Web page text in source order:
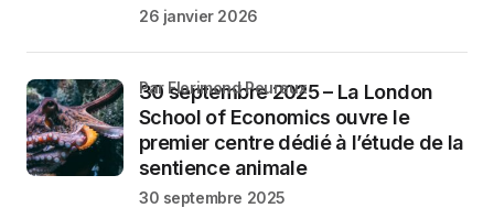
26 janvier 2026
30 septembre 2025 – La London
School of Economics ouvre le
premier centre dédié à l’étude de la
sentience animale
par Florimond Peureux
30 septembre 2025